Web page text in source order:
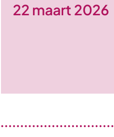
22 maart 2026